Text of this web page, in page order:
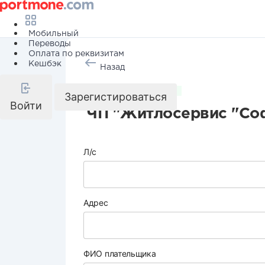
Мобильный
Переводы
Оплата по реквизитам
Кешбэк
Войти
Зарегистироваться
Назад
ЧП "Житлосервис
Л/с
Адрес
ФИО плательщика